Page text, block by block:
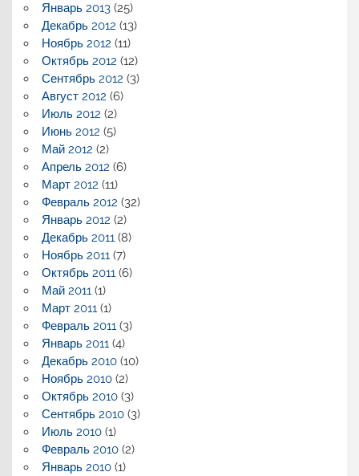
Январь 2013(25)
Декабрь 2012 (13)
Ноябрь 2012 (11)
Октябрь 2012 (12)
Сентябрь 2012 (3)
Август 2012 (6)
Июль 2012 (2)
Июнь 2012 (5)
Май 2012 (2)
Апрель 2012 (6)
Март 2012 (11)
Февраль 2012 (32)
Январь 2012 (2)
Декабрь 2011(8)
Ноябрь 2011(7)
Октябрь 2011(6)
Май 2011(1)
Март 2011(1)
Февраль 2011(3)
Январь 2011(4)
Декабрь 2010(10)
Ноябрь 2010(2)
Октябрь 2010(3)
Сентябрь 2010(3)
Июль 2010(1)
Февраль 2010(2)
Январь 2010(1)